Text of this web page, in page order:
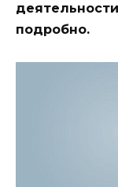
подробно.